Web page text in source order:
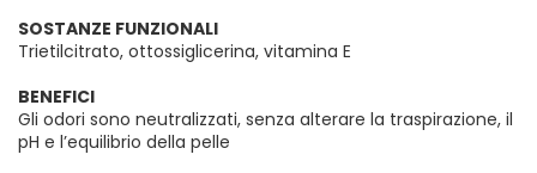
SOSTANZE FUNZIONALI
Trietilcitrato, ottossiglicerina, vitamina E
BENEFICI
Gli odori sono neutralizzati, senza alterare la traspirazione, il
pH e l’equilibrio della pelle